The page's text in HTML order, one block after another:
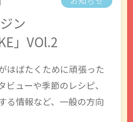
ン
」VOl.2
はばたくために頑張った
ビューや季節のレシピ、
る情報など、一般の方向